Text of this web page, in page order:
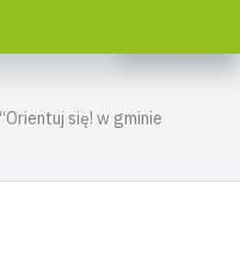
się! w gminie